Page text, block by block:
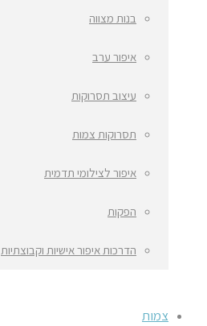
בנות מצווה
איפור ערב
עיצוב תסרוקות
תסרוקות צמות
איפור לצילומי תדמית
הפקות
הדרכות איפור אישיות וקבוצתיות
צמות